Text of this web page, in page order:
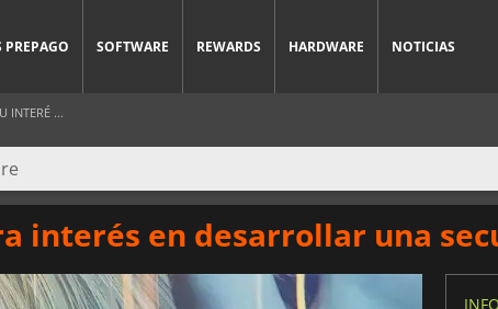
PREPAGO SOFTWARE REWARDS HARDWARE NOTICIAS
INTERÉ ...
interés en desarrollar una